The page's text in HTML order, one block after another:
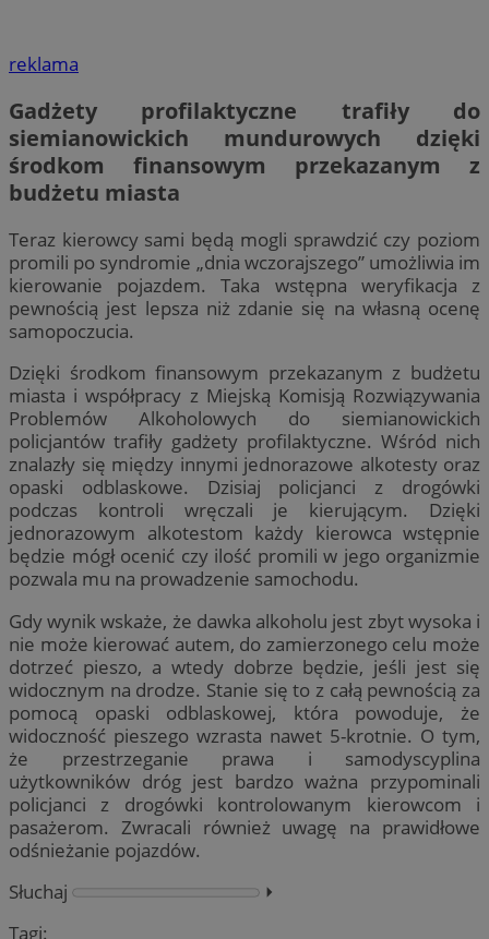
reklama
Gadżety profilaktyczne trafiły do
siemianowickich mundurowych dzięki
środkom finansowym przekazanym z
budżetu miasta
Teraz kierowcy sami będą mogli sprawdzić czy poziom
promili po syndromie „dnia wczorajszego” umożliwia im
kierowanie pojazdem. Taka wstępna weryfikacja z
pewnością jest lepsza niż zdanie się na własną ocenę
samopoczucia.
Dzięki środkom finansowym przekazanym z budżetu
miasta i współpracy z Miejską Komisją Rozwiązywania
Problemów Alkoholowych do siemianowickich
policjantów trafiły gadżety profilaktyczne. Wśród nich
znalazły się między innymi jednorazowe alkotesty oraz
opaski odblaskowe. Dzisiaj policjanci z drogówki
podczas kontroli wręczali je kierującym. Dzięki
jednorazowym alkotestom każdy kierowca wstępnie
będzie mógł ocenić czy ilość promili w jego organizmie
pozwala mu na prowadzenie samochodu.
Gdy wynik wskaże, że dawka alkoholu jest zbyt wysoka i
nie może kierować autem, do zamierzonego celu może
dotrzeć pieszo, a wtedy dobrze będzie, jeśli jest się
widocznym na drodze. Stanie się to z całą pewnością za
pomocą opaski odblaskowej, która powoduje, że
widoczność pieszego wzrasta nawet 5-krotnie. O tym,
że przestrzeganie prawa i samodyscyplina
użytkowników dróg jest bardzo ważna przypominali
policjanci z drogówki kontrolowanym kierowcom i
pasażerom. Zwracali również uwagę na prawidłowe
odśnieżanie pojazdów.
Słuchaj
⏵︎
Tagi: